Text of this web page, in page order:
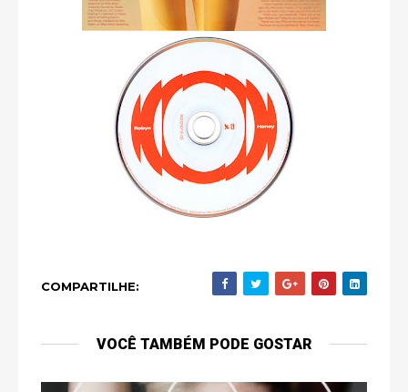
COMPARTILHE:
VOCÊ TAMBÉM PODE GOSTAR